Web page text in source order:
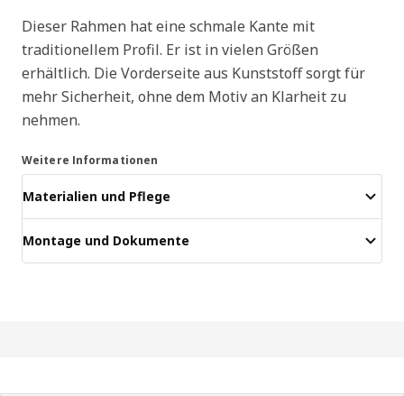
Dieser Rahmen hat eine schmale Kante mit
traditionellem Profil. Er ist in vielen Größen
erhältlich. Die Vorderseite aus Kunststoff sorgt für
mehr Sicherheit, ohne dem Motiv an Klarheit zu
nehmen.
Weitere Informationen
Materialien und Pflege
Montage und Dokumente